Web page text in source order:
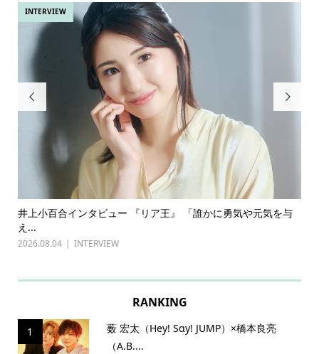

井上小百合インタビュー 『リア王』 「誰かに勇気や元気を与
え...
2026.08.04 INTERVIEW
INTERVIEW

RANKING
1
薮 宏太（Hey! Sɑy! JUMP）×橋本良亮
（A.B....